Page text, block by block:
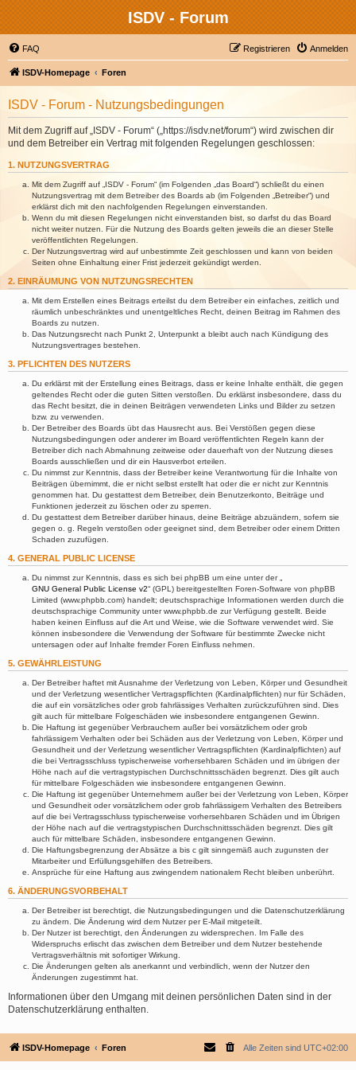
ISDV - Forum
FAQ Anmelden
Registrieren
ISDV-Homepage Foren
ISDV - Forum - Nutzungsbedingungen
Mit dem Zugriff auf „ISDV - Forum“ („https://isdv.net/forum“) wird zwischen dir
und dem Betreiber ein Vertrag mit folgenden Regelungen geschlossen:
1. NUTZUNGSVERTRAG
Mit dem Zugriff auf „ISDV - Forum“ (im Folgenden „das Board“) schließt du einen
Nutzungsvertrag mit dem Betreiber des Boards ab (im Folgenden „Betreiber“) und
erklärst dich mit den nachfolgenden Regelungen einverstanden.
Wenn du mit diesen Regelungen nicht einverstanden bist, so darfst du das Board
nicht weiter nutzen. Für die Nutzung des Boards gelten jeweils die an dieser Stelle
veröffentlichten Regelungen.
Der Nutzungsvertrag wird auf unbestimmte Zeit geschlossen und kann von beiden
Seiten ohne Einhaltung einer Frist jederzeit gekündigt werden.
2. EINRÄUMUNG VON NUTZUNGSRECHTEN
Mit dem Erstellen eines Beitrags erteilst du dem Betreiber ein einfaches, zeitlich und
räumlich unbeschränktes und unentgeltliches Recht, deinen Beitrag im Rahmen des
Boards zu nutzen.
Das Nutzungsrecht nach Punkt 2, Unterpunkt a bleibt auch nach Kündigung des
Nutzungsvertrages bestehen.
3. PFLICHTEN DES NUTZERS
Du erklärst mit der Erstellung eines Beitrags, dass er keine Inhalte enthält, die gegen
geltendes Recht oder die guten Sitten verstoßen. Du erklärst insbesondere, dass du
das Recht besitzt, die in deinen Beiträgen verwendeten Links und Bilder zu setzen
bzw. zu verwenden.
Der Betreiber des Boards übt das Hausrecht aus. Bei Verstößen gegen diese
Nutzungsbedingungen oder anderer im Board veröffentlichten Regeln kann der
Betreiber dich nach Abmahnung zeitweise oder dauerhaft von der Nutzung dieses
Boards ausschließen und dir ein Hausverbot erteilen.
Du nimmst zur Kenntnis, dass der Betreiber keine Verantwortung für die Inhalte von
Beiträgen übernimmt, die er nicht selbst erstellt hat oder die er nicht zur Kenntnis
genommen hat. Du gestattest dem Betreiber, dein Benutzerkonto, Beiträge und
Funktionen jederzeit zu löschen oder zu sperren.
Du gestattest dem Betreiber darüber hinaus, deine Beiträge abzuändern, sofern sie
gegen o. g. Regeln verstoßen oder geeignet sind, dem Betreiber oder einem Dritten
Schaden zuzufügen.
4. GENERAL PUBLIC LICENSE
Du nimmst zur Kenntnis, dass es sich bei phpBB um eine unter der „
GNU General Public License v2“ (GPL) bereitgestellten Foren-Software von phpBB
Limited (www.phpbb.com) handelt; deutschsprachige Informationen werden durch die
deutschsprachige Community unter www.phpbb.de zur Verfügung gestellt. Beide
haben keinen Einfluss auf die Art und Weise, wie die Software verwendet wird. Sie
können insbesondere die Verwendung der Software für bestimmte Zwecke nicht
untersagen oder auf Inhalte fremder Foren Einfluss nehmen.
5. GEWÄHRLEISTUNG
Der Betreiber haftet mit Ausnahme der Verletzung von Leben, Körper und Gesundheit
und der Verletzung wesentlicher Vertragspflichten (Kardinalpflichten) nur für Schäden,
die auf ein vorsätzliches oder grob fahrlässiges Verhalten zurückzuführen sind. Dies
gilt auch für mittelbare Folgeschäden wie insbesondere entgangenen Gewinn.
Die Haftung ist gegenüber Verbrauchern außer bei vorsätzlichem oder grob
fahrlässigem Verhalten oder bei Schäden aus der Verletzung von Leben, Körper und
Gesundheit und der Verletzung wesentlicher Vertragspflichten (Kardinalpflichten) auf
die bei Vertragsschluss typischerweise vorhersehbaren Schäden und im übrigen der
Höhe nach auf die vertragstypischen Durchschnittsschäden begrenzt. Dies gilt auch
für mittelbare Folgeschäden wie insbesondere entgangenen Gewinn.
Die Haftung ist gegenüber Unternehmern außer bei der Verletzung von Leben, Körper
und Gesundheit oder vorsätzlichem oder grob fahrlässigem Verhalten des Betreibers
auf die bei Vertragsschluss typischerweise vorhersehbaren Schäden und im Übrigen
der Höhe nach auf die vertragstypischen Durchschnittsschäden begrenzt. Dies gilt
auch für mittelbare Schäden, insbesondere entgangenen Gewinn.
Die Haftungsbegrenzung der Absätze a bis c gilt sinngemäß auch zugunsten der
Mitarbeiter und Erfüllungsgehilfen des Betreibers.
Ansprüche für eine Haftung aus zwingendem nationalem Recht bleiben unberührt.
6. ÄNDERUNGSVORBEHALT
Der Betreiber ist berechtigt, die Nutzungsbedingungen und die Datenschutzerklärung
zu ändern. Die Änderung wird dem Nutzer per E-Mail mitgeteilt.
Der Nutzer ist berechtigt, den Änderungen zu widersprechen. Im Falle des
Widerspruchs erlischt das zwischen dem Betreiber und dem Nutzer bestehende
Vertragsverhältnis mit sofortiger Wirkung.
Die Änderungen gelten als anerkannt und verbindlich, wenn der Nutzer den
Änderungen zugestimmt hat.
Informationen über den Umgang mit deinen persönlichen Daten sind in der
Datenschutzerklärung enthalten.
ISDV-Homepage Foren Alle Zeiten sind UTC+02:00